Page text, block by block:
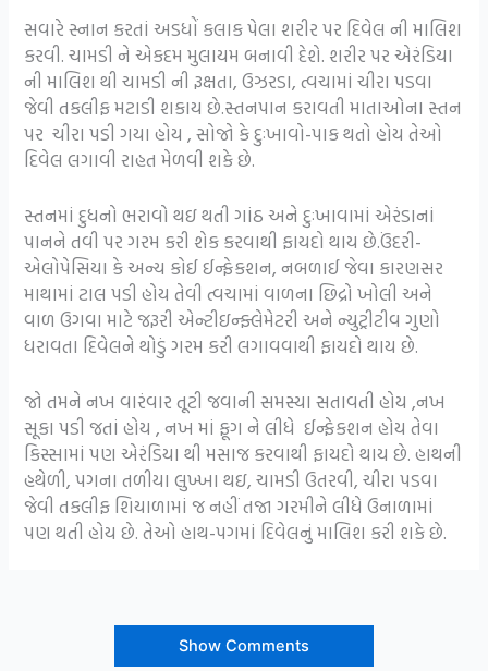
સવારે સ્નાન કરતાં અડધોં કલાક પેલા શરીર પર દિવેલ ની માલિશ
કરવી. ચામડી ને એકદમ મુલાયમ બનાવી દેશે. શરીર પર એરંડિયા
ની માલિશ થી ચામડી ની રૂક્ષતા, ઉઝરડા, ત્વચામાં ચીરા પડવા
જેવી તકલીફ મટાડી શકાય છે.સ્તનપાન કરાવતી માતાઓના સ્તન
પર ચીરા પડી ગયા હોય , સોજો કે દુઃખાવો-પાક થતો હોય તેઓ
દિવેલ લગાવી રાહત મેળવી શકે છે.
સ્તનમાં દુધનો ભરાવો થઇ થતી ગાંઠ અને દુઃખાવામાં એરંડાનાં
પાનને તવી પર ગરમ કરી શેક કરવાથી ફાયદો થાય છે.ઉંદરી-
એલોપેસિયા કે અન્ય કોઈ ઈન્ફેકશન, નબળાઈ જેવા કારણસર
માથામાં ટાલ પડી હોય તેવી ત્વચામાં વાળના છિદ્રો ખોલી અને
વાળ ઉગવા માટે જરૂરી એન્ટીઇન્ફ્લેમેટરી અને ન્યુટ્રીટીવ ગુણો
ધરાવતા દિવેલને થોડું ગરમ કરી લગાવવાથી ફાયદો થાય છે.
જો તમને નખ વારંવાર તૂટી જવાની સમસ્યા સતાવતી હોય ,નખ
સૂકા પડી જતાં હોય , નખ માં ફૂગ ને લીધે ઈન્ફેકશન હોય તેવા
કિસ્સામાં પણ એરંડિયા થી મસાજ કરવાથી ફાયદો થાય છે. હાથની
હથેળી, પગના તળીયા લુખ્ખા થઇ, ચામડી ઉતરવી, ચીરા પડવા
જેવી તકલીફ શિયાળામાં જ નહીં તજા ગરમીને લીધે ઉનાળામાં
પણ થતી હોય છે. તેઓ હાથ-પગમાં દિવેલનું માલિશ કરી શકે છે.
Show Comments